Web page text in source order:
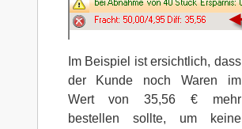
Im Beispiel ist ersichtlich, dass
der Kunde noch Waren im
Wert von 35,56 € mehr
bestellen sollte, um keine